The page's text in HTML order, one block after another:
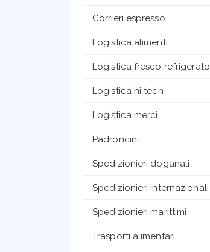
Corrieri espresso
Logistica alimenti
Logistica fresco refrigerato
Logistica hi tech
Logistica merci
Padroncini
Spedizionieri doganali
Spedizionieri internazionali
Spedizionieri marittimi
Trasporti alimentari